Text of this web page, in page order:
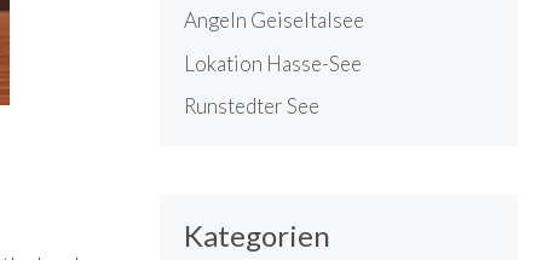
Angeln Geiseltalsee
Lokation Hasse-See
Runstedter See
Kategorien